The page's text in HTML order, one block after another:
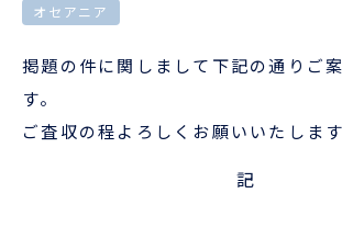
よくあるご質問
企業情報
オセアニア
掲題の件に関しまして下記の通りご
す。
ご査収の程よろしくお願いいたします
記